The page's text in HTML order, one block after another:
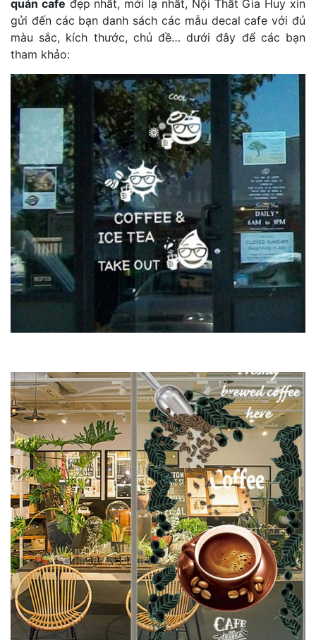
quán cafe đẹp nhất, mới lạ nhất, Nội Thất Gia Huy xin
gửi đến các bạn danh sách các mẫu decal cafe với đủ
màu sắc, kích thước, chủ đề… dưới đây để các bạn
tham khảo: